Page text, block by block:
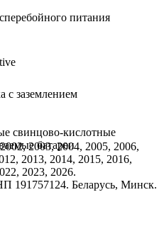
питания
с заземлением
свинцово-кислотные
батареи
2003, 2004, 2005, 2006,
2013, 2014, 2015, 2016,
2023, 2026.
191757124. Беларусь, Минск.